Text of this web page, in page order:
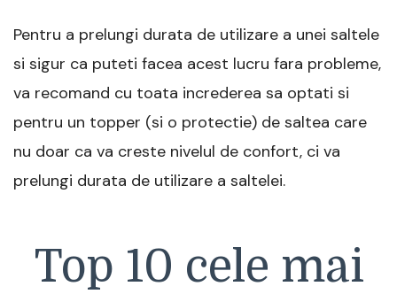
Pentru a prelungi durata de utilizare a unei saltele
si sigur ca puteti facea acest lucru fara probleme,
va recomand cu toata increderea sa optati si
pentru un topper (si o protectie) de saltea care
nu doar ca va creste nivelul de confort, ci va
prelungi durata de utilizare a saltelei.
Top 10 cele mai